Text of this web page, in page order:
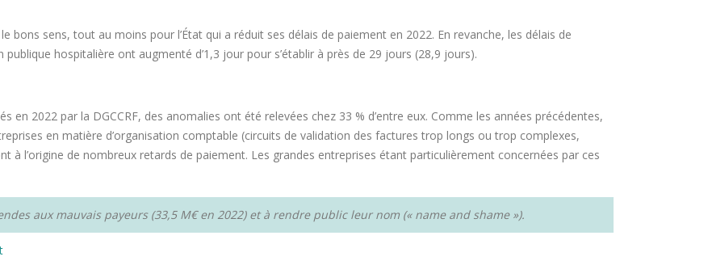
bons sens, tout au moins pour l’État qui a réduit ses délais de paiement en 2022. En revanche, les délais de
hospitalière ont augmenté d’1,3 jour pour s’établir à près de 29 jours (28,9 jours).
en 2022 par la DGCCRF, des anomalies ont été relevées chez 33 % d’entre eux. Comme les années précédentes,
en matière d’organisation comptable (circuits de validation des factures trop longs ou trop complexes,
à l’origine de nombreux retards de paiement. Les grandes entreprises étant particulièrement concernées par ces
aux mauvais payeurs (33,5 M€ en 2022) et à rendre public leur nom (« name and shame »).